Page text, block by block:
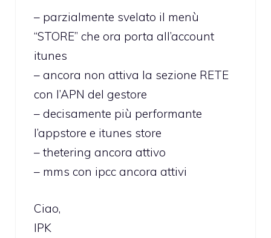
– parzialmente svelato il menù
“STORE” che ora porta all’account
itunes
– ancora non attiva la sezione RETE
con l’APN del gestore
– decisamente più performante
l’appstore e itunes store
– thetering ancora attivo
– mms con ipcc ancora attivi
Ciao,
IPK